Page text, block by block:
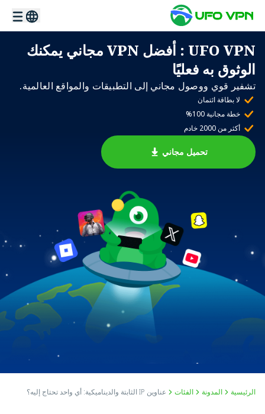
UFO VPN
: أفضل VPN مجاني يمكنك
الوثوق به فعليًا
تشفير قوي ووصول مجاني إلى التطبيقات والمواقع العالمية.
لا بطاقة ائتمان
خطة مجانية 100%
أكثر من 2000 خادم
تحميل مجاني
الرئيسية المدونة الفئات عناوين IP الثابتة والديناميكية: أي واحد تحتاج إليه؟